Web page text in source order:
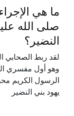
ما هي
صلى الله
النضير؟
لقد ربط الصحابي
وهو أول مفسري
الرسول الكريم
يهود بني النضير